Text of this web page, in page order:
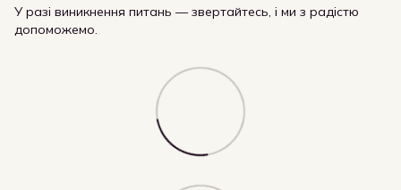
У разі виникнення питань — звертайтесь, і ми з радістю
допоможемо.